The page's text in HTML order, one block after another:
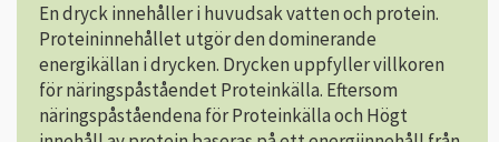
En dryck innehåller i huvudsak vatten och protein.
Proteininnehållet utgör den dominerande
energikällan i drycken. Drycken uppfyller villkoren
för näringspåståendet Proteinkälla. Eftersom
näringspåståendena för Proteinkälla och Högt